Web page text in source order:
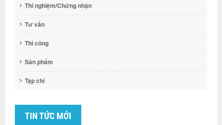
Thí nghiệm/Chứng nhận
Tư vấn
Thi công
Sản phẩm
Tạp chí
TIN TỨC MỚI